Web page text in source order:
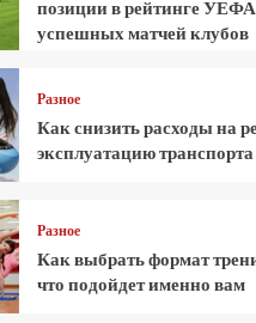
позиции в рейтинге
успешных матчей клубов
Разное
Как снизить расходы на
эксплуатацию транспорта
Разное
Как выбрать формат
что подойдет именно вам